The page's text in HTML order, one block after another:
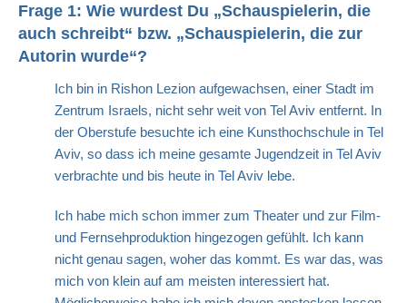
Frage 1: Wie wurdest Du „Schauspielerin, die
auch schreibt“ bzw. „Schauspielerin, die zur
Autorin wurde“?
Ich bin in Rishon Lezion aufgewachsen, einer Stadt im
Zentrum Israels, nicht sehr weit von Tel Aviv entfernt. In
der Oberstufe besuchte ich eine Kunsthochschule in Tel
Aviv, so dass ich meine gesamte Jugendzeit in Tel Aviv
verbrachte und bis heute in Tel Aviv lebe.
Ich habe mich schon immer zum Theater und zur Film-
und Fernsehproduktion hingezogen gefühlt. Ich kann
nicht genau sagen, woher das kommt. Es war das, was
mich von klein auf am meisten interessiert hat.